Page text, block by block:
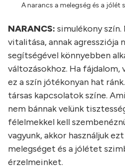
A narancs a melegség és a
NARANCS: simulékony szín.
vitalitása, annak agressziója
segítségével könnyebben
változásokhoz. Ha fájdalom,
ez a szín jótékonyan hat
társas kapcsolatok színe.
nem bánnak velünk
félelmekkel kell
vagyunk, akkor használjuk
melegséget és a jólétet
érzelmeinket.